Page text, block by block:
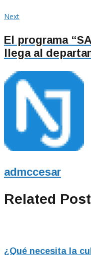
NextNext
El programa
llega al
admccesar
Related
¿Qué necesita la